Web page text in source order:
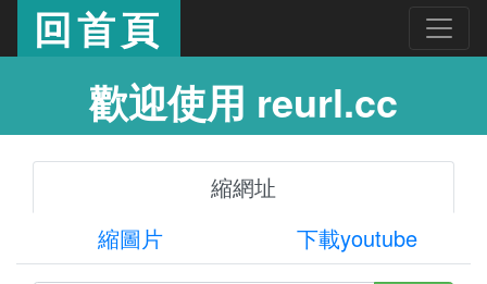
回首頁
歡迎使用 reurl.cc
縮網址
縮圖片
下載youtube